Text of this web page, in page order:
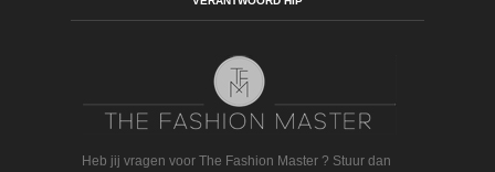
Heb jij vragen voor The Fashion Master ? Stuur dan